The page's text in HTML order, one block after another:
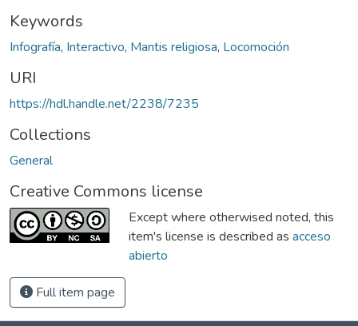
Keywords
Infografía, Interactivo, Mantis religiosa, Locomoción
URI
https://hdl.handle.net/2238/7235
Collections
General
Creative Commons license
Except where otherwised noted, this
item's license is described as acceso
abierto
Full item page